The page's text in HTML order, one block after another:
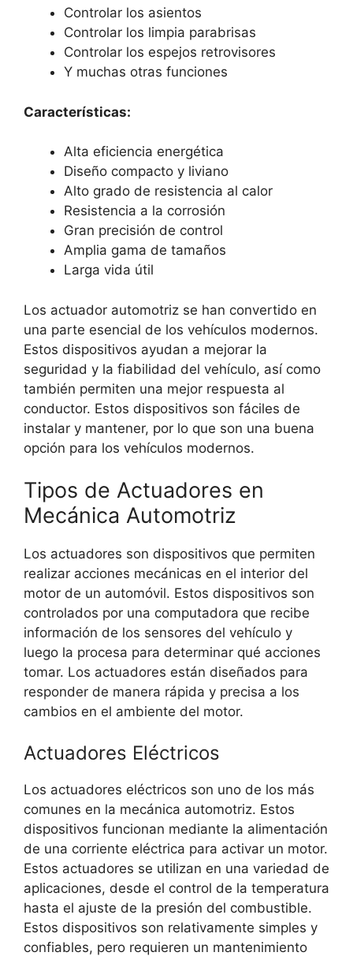
Controlar los asientos
Controlar los limpia parabrisas
Controlar los espejos retrovisores
Y muchas otras funciones
Características:
Alta eficiencia energética
Diseño compacto y liviano
Alto grado de resistencia al calor
Resistencia a la corrosión
Gran precisión de control
Amplia gama de tamaños
Larga vida útil
Los actuador automotriz se han convertido en
una parte esencial de los vehículos modernos.
Estos dispositivos ayudan a mejorar la
seguridad y la fiabilidad del vehículo, así como
también permiten una mejor respuesta al
conductor. Estos dispositivos son fáciles de
instalar y mantener, por lo que son una buena
opción para los vehículos modernos.
Tipos de Actuadores en
Mecánica Automotriz
Los actuadores son dispositivos que permiten
realizar acciones mecánicas en el interior del
motor de un automóvil. Estos dispositivos son
controlados por una computadora que recibe
información de los sensores del vehículo y
luego la procesa para determinar qué acciones
tomar. Los actuadores están diseñados para
responder de manera rápida y precisa a los
cambios en el ambiente del motor.
Actuadores Eléctricos
Los actuadores eléctricos son uno de los más
comunes en la mecánica automotriz. Estos
dispositivos funcionan mediante la alimentación
de una corriente eléctrica para activar un motor.
Estos actuadores se utilizan en una variedad de
aplicaciones, desde el control de la temperatura
hasta el ajuste de la presión del combustible.
Estos dispositivos son relativamente simples y
confiables, pero requieren un mantenimiento